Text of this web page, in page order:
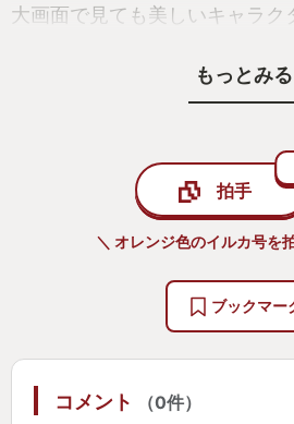
大画面で見ても美しいキャラク
ザーフレンドリーになったバト
とても快適に遊ぶことができま
この物語は、舞台である魔晄都
を構える神羅カンパニーの社員
ルジャーやエアリス達とともに
えていくのですが、ところどこ
違い、雇い主に雇用されている
思い出させるシーンが挿入され
私も雇われ労働者であり、平日
張したりすることから、一人テ
もっとみる
拍手
＼ オレンジ色のイルカ号を
ブックマー
コメント （0件）